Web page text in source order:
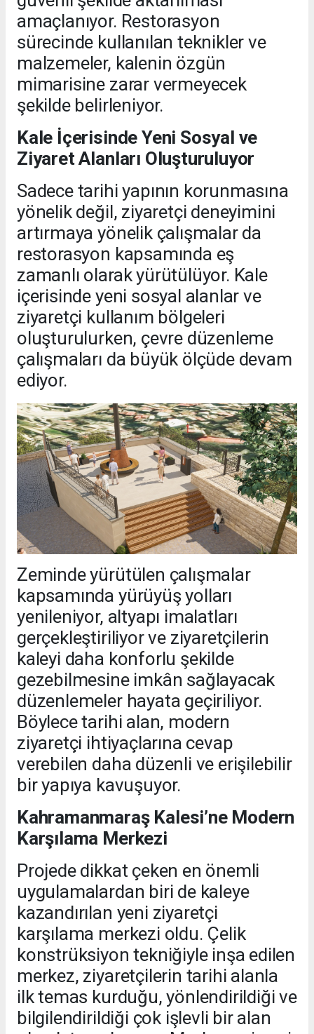
amaçlanıyor. Restorasyon
sürecinde kullanılan teknikler ve
malzemeler, kalenin özgün
mimarisine zarar vermeyecek
şekilde belirleniyor.
Kale İçerisinde Yeni Sosyal ve
Ziyaret Alanları Oluşturuluyor
Sadece tarihi yapının korunmasına
yönelik değil, ziyaretçi deneyimini
artırmaya yönelik çalışmalar da
restorasyon kapsamında eş
zamanlı olarak yürütülüyor. Kale
içerisinde yeni sosyal alanlar ve
ziyaretçi kullanım bölgeleri
oluşturulurken, çevre düzenleme
çalışmaları da büyük ölçüde devam
ediyor.
Zeminde yürütülen çalışmalar
kapsamında yürüyüş yolları
yenileniyor, altyapı imalatları
gerçekleştiriliyor ve ziyaretçilerin
kaleyi daha konforlu şekilde
gezebilmesine imkân sağlayacak
düzenlemeler hayata geçiriliyor.
Böylece tarihi alan, modern
ziyaretçi ihtiyaçlarına cevap
verebilen daha düzenli ve erişilebilir
bir yapıya kavuşuyor.
Kahramanmaraş Kalesi’ne Modern
Karşılama Merkezi
Projede dikkat çeken en önemli
uygulamalardan biri de kaleye
kazandırılan yeni ziyaretçi
karşılama merkezi oldu. Çelik
konstrüksiyon tekniğiyle inşa edilen
merkez, ziyaretçilerin tarihi alanla
ilk temas kurduğu, yönlendirildiği ve
bilgilendirildiği çok işlevli bir alan